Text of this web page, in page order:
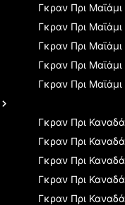
Γκραν Πρι Μαϊάμι
Γκραν Πρι Μαϊάμι
Γκραν Πρι Μαϊάμι
Γκραν Πρι Μαϊάμι
Γκραν Πρι Μαϊάμι
Γκραν Πρι Καναδά
Γκραν Πρι Καναδά
Γκραν Πρι Καναδά
Γκραν Πρι Καναδά
Γκραν Πρι Καναδά